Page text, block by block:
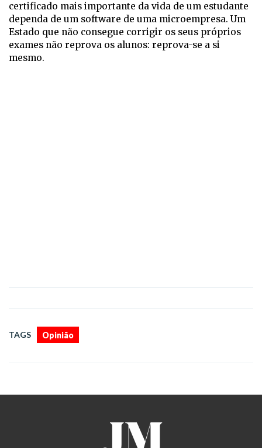
certificado mais importante da vida de um estudante
dependa de um software de uma microempresa. Um
Estado que não consegue corrigir os seus próprios
exames não reprova os alunos: reprova-se a si
mesmo.
TAGS Opinião